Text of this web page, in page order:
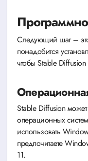
Следующий шаг –
понадобится
чтобы Stable
Stable Diffusion
операционных
использовать
предпочитаете
11.